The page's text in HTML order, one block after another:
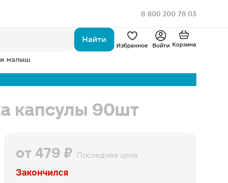
8 800 200 78 03
Найти
Избранное Войти Корзина
малыш
капсулы 90шт
от 479 ₽ Последняя цена
Закончился